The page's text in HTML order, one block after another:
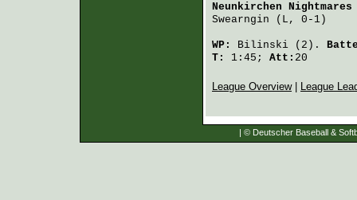
Neunkirchen Nightmares
Swearngin (L, 0-1)
WP: Bilinski (2).
T:
1:45; Att: 20
League Overview| League
| © Deutscher Baseball &